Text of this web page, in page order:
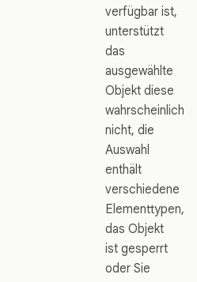
verfügbar ist,
unterstützt
das
ausgewählte
Objekt diese
wahrscheinlich
nicht, die
Auswahl
enthält
verschiedene
Elementtypen,
das Objekt
ist gesperrt
oder Sie